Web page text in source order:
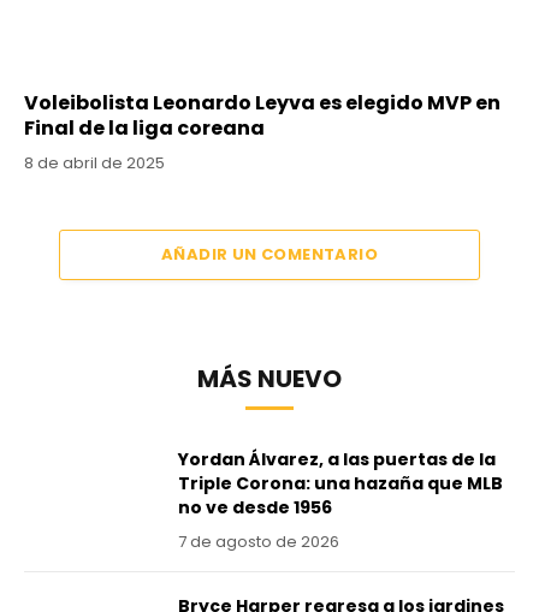
Voleibolista Leonardo Leyva es elegido MVP en
Final de la liga coreana
8 de abril de 2025
AÑADIR UN COMENTARIO
MÁS NUEVO
Yordan Álvarez, a las puertas de la
Triple Corona: una hazaña que MLB
no ve desde 1956
7 de agosto de 2026
Bryce Harper regresa a los jardines